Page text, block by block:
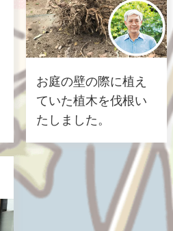
お庭の壁の際に植え
ていた植木を伐根い
たしました。